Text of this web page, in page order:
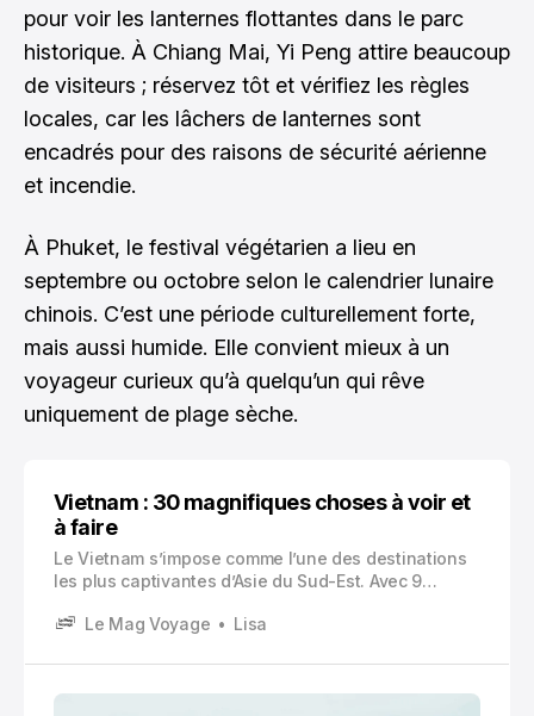
pour voir les lanternes flottantes dans le parc
historique. À Chiang Mai, Yi Peng attire beaucoup
de visiteurs ; réservez tôt et vérifiez les règles
locales, car les lâchers de lanternes sont
encadrés pour des raisons de sécurité aérienne
et incendie.
À Phuket, le festival végétarien a lieu en
septembre ou octobre selon le calendrier lunaire
chinois. C’est une période culturellement forte,
mais aussi humide. Elle convient mieux à un
voyageur curieux qu’à quelqu’un qui rêve
uniquement de plage sèche.
Vietnam : 30 magnifiques choses à voir et
à faire
Le Vietnam s’impose comme l’une des destinations
les plus captivantes d’Asie du Sud-Est. Avec 9
pêcheurs et ses villes millénaires, ce pays offre une
amateurs d’histoire que les passionnés de nature.
Le Mag Voyage Lisa